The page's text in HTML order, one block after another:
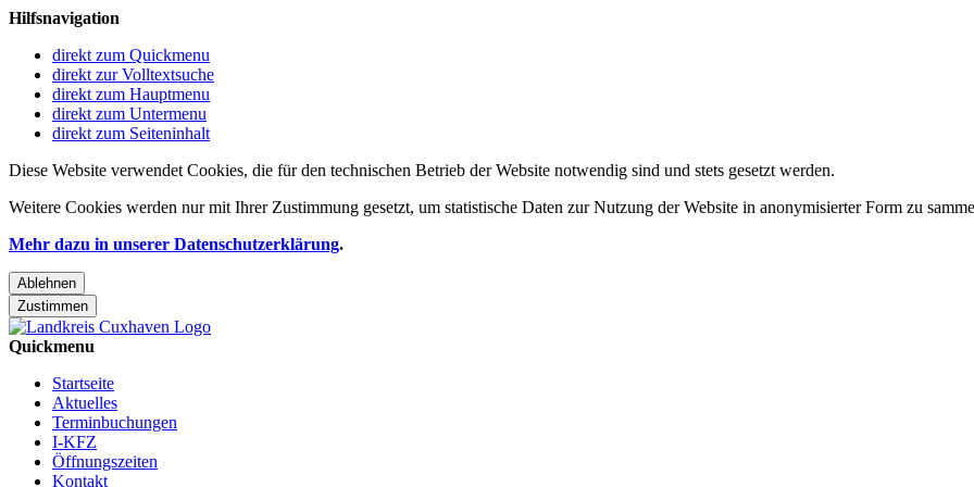
Hilfsnavigation
direkt zum Quickmenu
direkt zur Volltextsuche
direkt zum Hauptmenu
direkt zum Untermenu
direkt zum Seiteninhalt
Diese Website verwendet Cookies, die für den technischen Betrieb der Website notwendig sind und stets gesetzt werden.
Weitere Cookies werden nur mit Ihrer Zustimmung gesetzt, um statistische Daten zur Nutzung der Website in anonymisierter Form zu
Mehr dazu in unserer Datenschutzerklärung.
Ablehnen
Zustimmen
Quickmenu
Startseite
Aktuelles
Terminbuchungen
I-KFZ
Öffnungszeiten
Kontakt